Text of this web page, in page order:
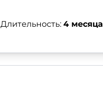
Длительность: 4 месяца